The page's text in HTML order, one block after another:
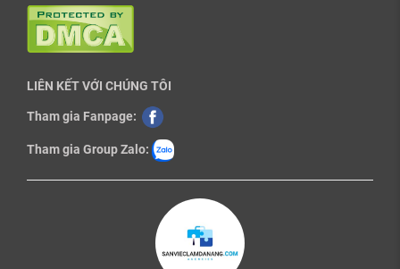
LIÊN KẾT VỚI CHÚNG TÔI
Tham gia Fanpage:
Tham gia Group Zalo: